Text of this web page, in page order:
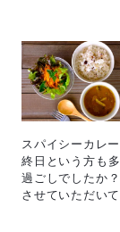
スパイシーカレ
終日という方も
過ごしでしたか
させていただい